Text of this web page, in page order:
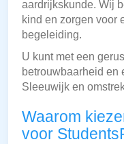
aardrijkskunde. Wij
kind en zorgen voor
begeleiding.
U kunt met een
betrouwbaarheid en
Sleeuwijk en
Waarom
voor